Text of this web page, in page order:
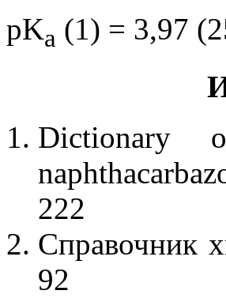
pKa (1) = 3,97
Dictionary
222
Справочник
92